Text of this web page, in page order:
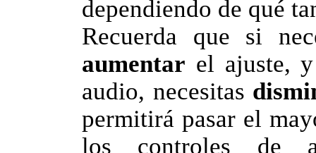
dependiendo de qué
Recuerda que si
aumentar el ajuste,
audio, necesitas
permitirá pasar el
los controles de